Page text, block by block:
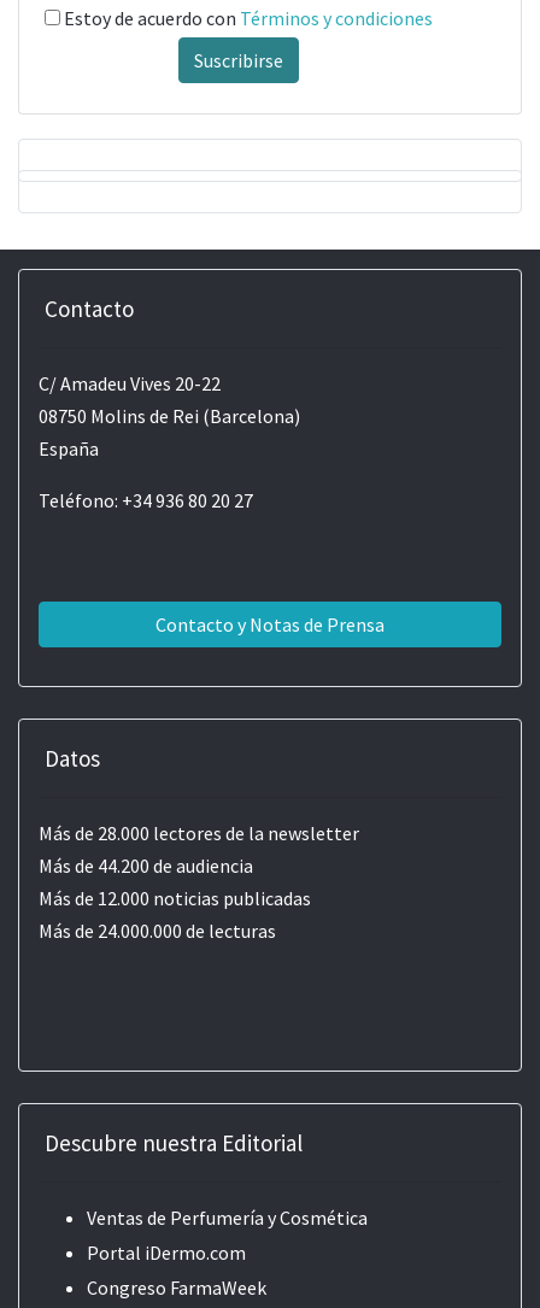
Estoy de acuerdo con Términos y condiciones
Suscribirse
Contacto
C/ Amadeu Vives 20-22
08750 Molins de Rei (Barcelona)
España
Teléfono: +34 936 80 20 27
Contacto y Notas de Prensa
Datos
Más de 28.000 lectores de la newsletter
Más de 44.200 de audiencia
Más de 12.000 noticias publicadas
Más de 24.000.000 de lecturas
Descubre nuestra Editorial
Ventas de Perfumería y Cosmética
Portal iDermo.com
Congreso FarmaWeek